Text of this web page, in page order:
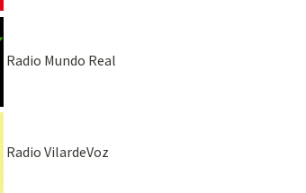
Radio Mundo Real
Radio VilardeVoz